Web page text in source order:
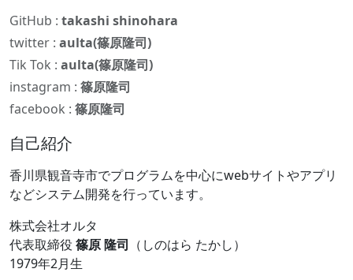
GitHub : takashi shinohara
twitter : aulta(篠原隆司)
Tik Tok : aulta(篠原隆司)
instagram : 篠原隆司
facebook : 篠原隆司
自己紹介
香川県観音寺市でプログラムを中心にwebサイトやアプリ
などシステム開発を行っています。
株式会社オルタ
代表取締役 篠原 隆司 （しのはら たかし）
1979年2月生